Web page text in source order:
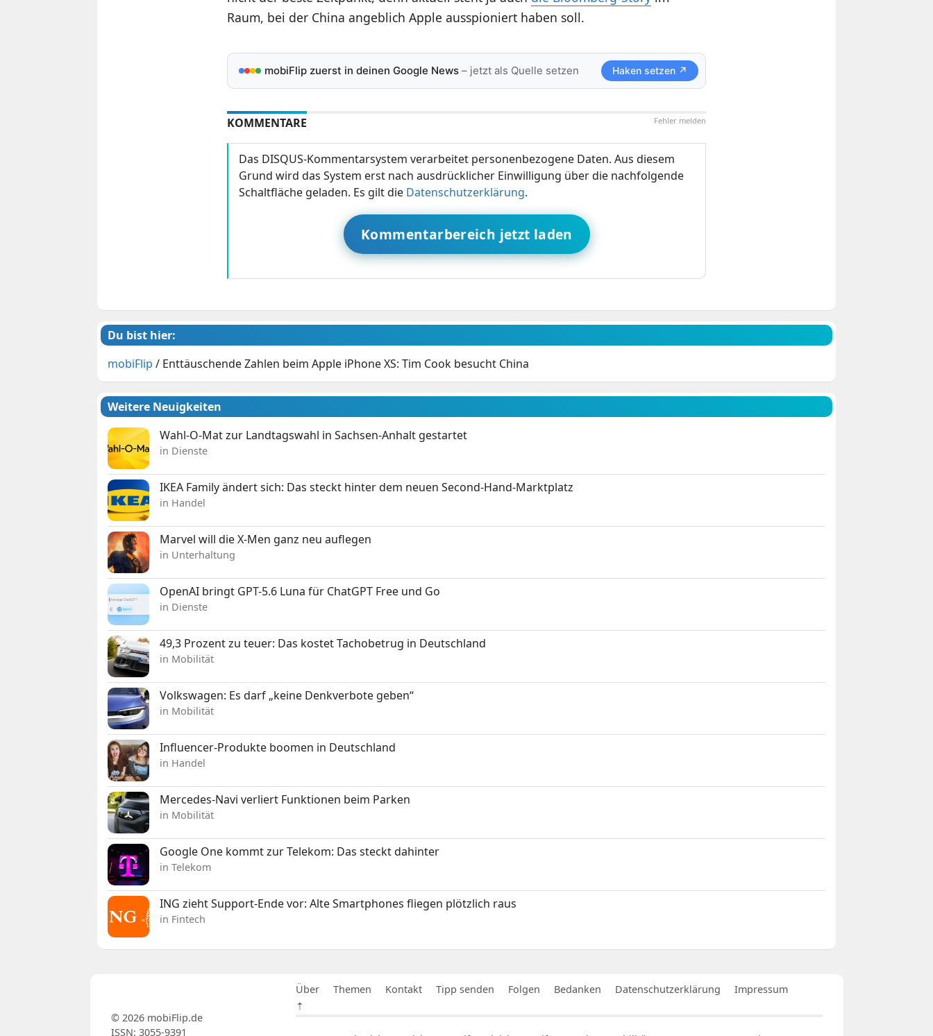
Raum, bei der China angeblich Apple ausspioniert haben soll.
mobiFlip zuerst in deinen Google News– jetzt als Quelle setzen Haken setzen ↗
Fehler melden
KOMMENTARE
Das DISQUS-Kommentarsystem verarbeitet personenbezogene Daten. Aus diesem
Grund wird das System erst nach ausdrücklicher Einwilligung über die nachfolgende
Schaltfläche geladen. Es gilt die Datenschutzerklärung.
Kommentarbereich jetzt laden
Du bist hier:
mobiFlip / Enttäuschende Zahlen beim Apple iPhone XS: Tim Cook besucht China
Weitere Neuigkeiten
Wahl-O-Mat zur Landtagswahl in Sachsen-Anhalt gestartet
in Dienste
IKEA Family ändert sich: Das steckt hinter dem neuen Second-Hand-Marktplatz
in Handel
Marvel will die X-Men ganz neu auflegen
in Unterhaltung
OpenAI bringt GPT-5.6 Luna für ChatGPT Free und Go
in Dienste
49,3 Prozent zu teuer: Das kostet Tachobetrug in Deutschland
in Mobilität
Volkswagen: Es darf „keine Denkverbote geben“
in Mobilität
Influencer-Produkte boomen in Deutschland
in Handel
Mercedes-Navi verliert Funktionen beim Parken
in Mobilität
Google One kommt zur Telekom: Das steckt dahinter
in Telekom
ING zieht Support-Ende vor: Alte Smartphones fliegen plötzlich raus
in Fintech
Über Themen Kontakt Tipp senden Folgen Bedanken Datenschutzerklärung
Impressum
⇡
© 2026 mobiFlip.de
ISSN: 3055-9391